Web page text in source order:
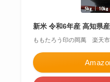
新米 令和6年産 高知県
ももたろう印の岡萬 楽天